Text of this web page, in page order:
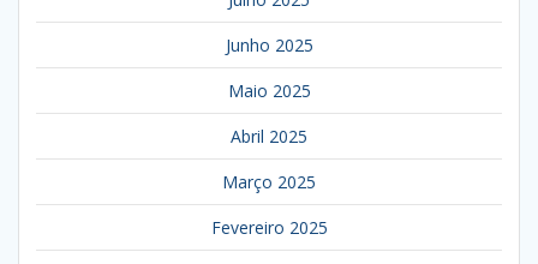
Junho 2025
Maio 2025
Abril 2025
Março 2025
Fevereiro 2025